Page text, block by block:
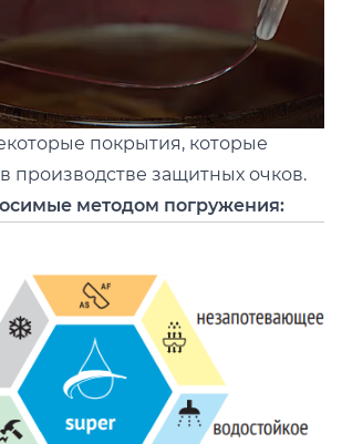
покрытия, которые
производстве защитных очков.
методом погружения: